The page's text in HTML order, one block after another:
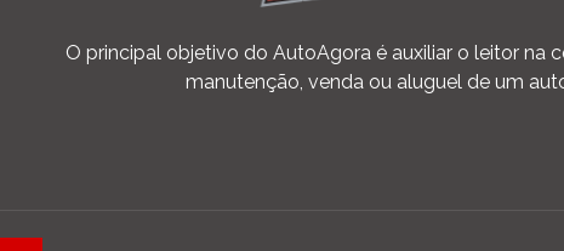
O principal objetivo do AutoAgora é auxiliar o leitor na
manutenção, venda ou aluguel de um